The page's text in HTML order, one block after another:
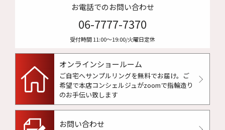
お電話でのお問い合わせ
06-7777-7370
受付時間 11:00〜19:00/火曜日定休
オンラインショールーム
ご自宅へサンプルリングを無料でお届け。 ご
希望で本店コンシェルジュがzoomで指輪造り
のお手伝い致します
お問い合わせ